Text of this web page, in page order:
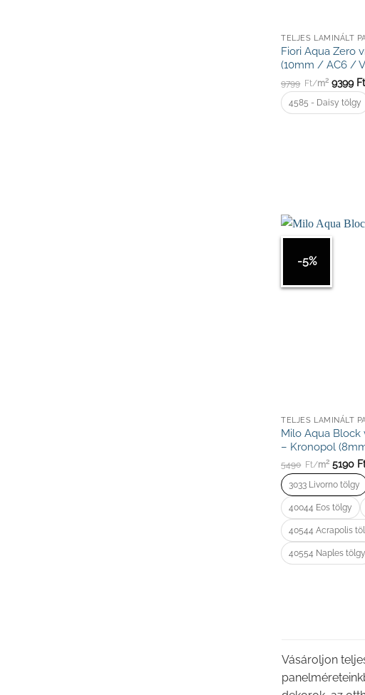
TELJES LAMINÁLT
Fiori Aqua Zero
(10mm / AC6 /
9799 Ft/m2 9399
4585 - Daisy tölgy
-5%
TELJES LAMINÁLT
Milo Aqua
– Kronopol
5490 Ft/m2 5190
3033 Livorno tölgy
40044 Eos tölgy
40544 Acrapolis
40554 Naples tölgy
Vásároljon